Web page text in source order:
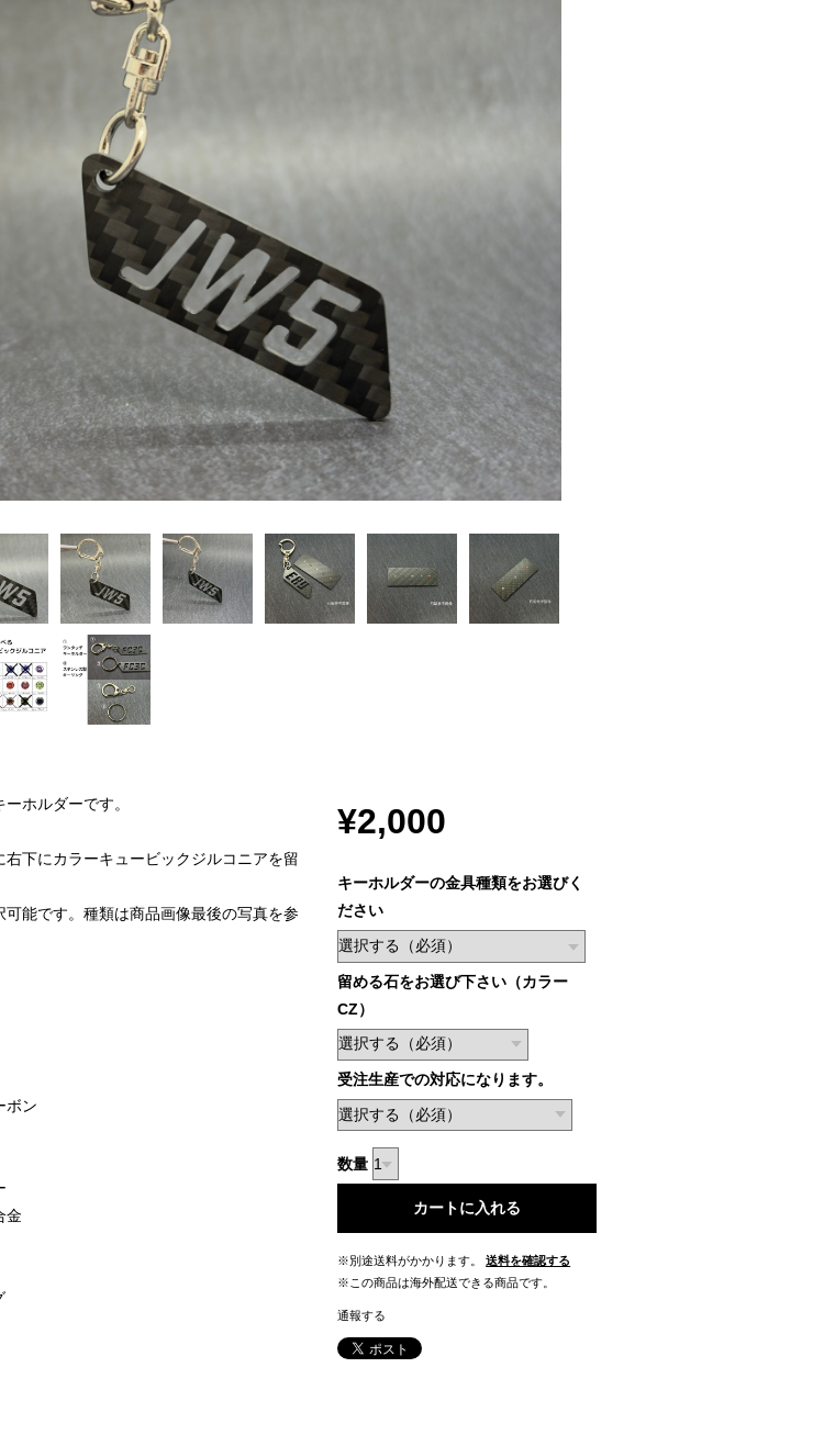
ホルダーです。
右下にカラーキュービックジルコニアを留
可能です。種類は商品画像最後の写真を参
ボン
金
¥2,000
キーホルダーの金具種類をお選びく
ださい
留める石をお選び下さい（カラー
CZ）
受注生産での対応になります。
数量
カートに入れる
※別途送料がかかります。
送料を確認する
※この商品は海外配送できる商品です。
通報する